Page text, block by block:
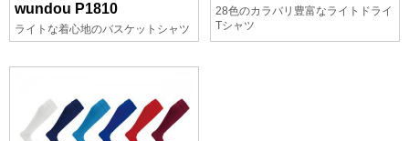
wundou P1810
ライトな着心地のバスケットシャツ
28色のカラバリ豊富なライトドライ
Tシャツ